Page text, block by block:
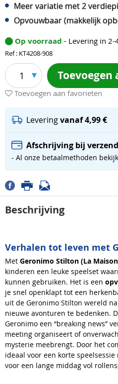
Meer variatie met 2
Opvouwbaar (makkelijk
Op voorraad - Levering in 2-
Ref : KT4208-908
1
Toevoegen aan favorieten
Leveringvanaf 4,99 €
Afschrijving bij
- Al onze betaalmethoden
Beschrijving
Verhalen tot leven met
Met Geronimo Stilton (La
kinderen een leuke speelset
kunnen gebruiken. Het is een
je snel openklapt tot een
uit de Geronimo Stilton wereld
nieuwe avonturen te bedenken.
Geronimo een “breaking news”
meeting organiseert of
mysterie meebrengt. Door het
ideaal voor een korte
voor een lange middag vol